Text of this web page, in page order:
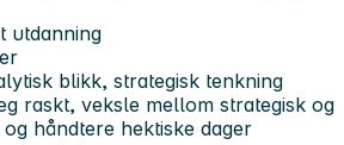
utdanning
blikk, strategisk tenkning
raskt, veksle mellom strategisk og
håndtere hektiske dager